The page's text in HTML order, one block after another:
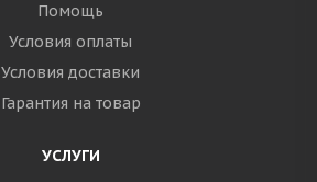
Помощь
Условия оплаты
Условия доставки
Гарантия на товар
УСЛУГИ